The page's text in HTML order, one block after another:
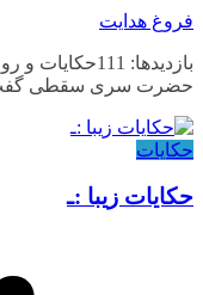
فروغ هدایت
بازدیدها:
حضرت سری سقطی
حکایات
حکایات زیبا :ـ